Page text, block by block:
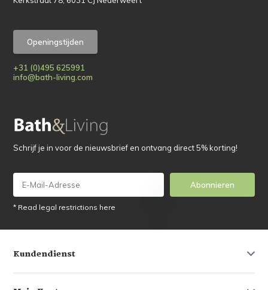
Openingstijden
+31 (0)495 625991
info@bath-living.com
Schrijf je in voor de nieuwsbrief en ontvang direct 5% korting!
Abonnieren
* Read legal restrictions here
Kundendienst